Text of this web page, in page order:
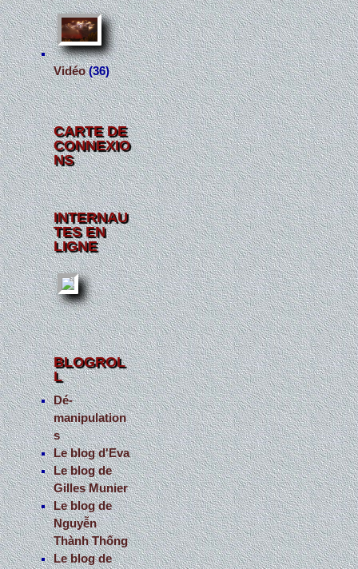
Vidéo(36)
CARTE DE
CONNEXIO
NS
INTERNAU
TES EN
LIGNE
BLOGROL
L
Dé-
manipulation
s
Le blog d'Eva
Le blog de
Gilles Munier
Le blog de
Nguyễn
Thành Thống
Le blog de